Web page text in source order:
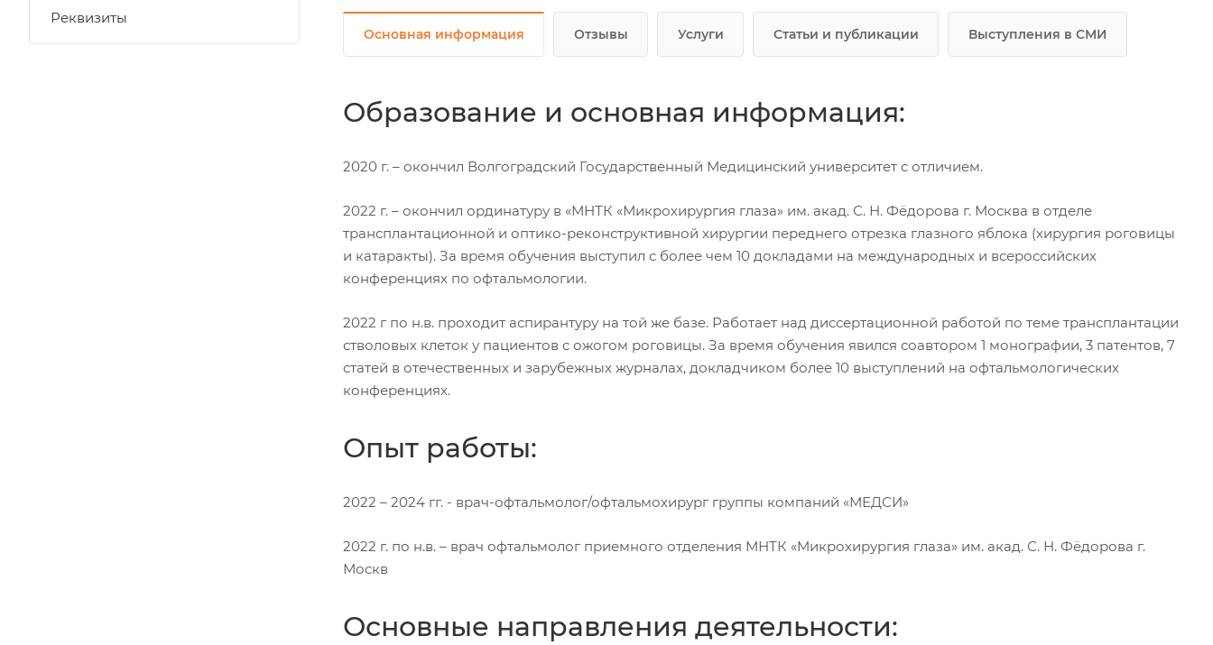
Основная информация Отзывы Услуги Статьи и публикации Выступления в СМИ
Образование и основная информация:
2020 г. – окончил Волгоградский Государственный Медицинский университет с отличием.
2022 г. – окончил ординатуру в «МНТК «Микрохирургия глаза» им. акад. С. Н. Фёдорова г. Москва в отделе
трансплантационной и оптико-реконструктивной хирургии переднего отрезка глазного яблока (хирургия роговицы
и катаракты). За время обучения выступил с более чем 10 докладами на международных и всероссийских
конференциях по офтальмологии.
2022 г по н.в. проходит аспирантуру на той же базе. Работает над диссертационной работой по теме трансплантации
стволовых клеток у пациентов с ожогом роговицы. За время обучения явился соавтором 1 монографии, 3 патентов, 7
статей в отечественных и зарубежных журналах, докладчиком более 10 выступлений на офтальмологических
конференциях.
Опыт работы:
2022 – 2024 гг. - врач-офтальмолог/офтальмохирург группы компаний «МЕДСИ»
2022 г. по н.в. – врач офтальмолог приемного отделения МНТК «Микрохирургия глаза» им. акад. С. Н. Фёдорова г.
Москв
Основные направления деятельности:
Реквизиты